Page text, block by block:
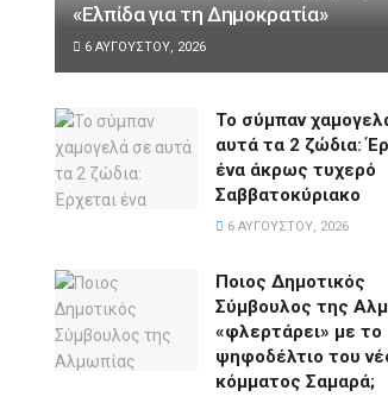
«Ελπίδα για τη Δημοκρατία»
6 ΑΥΓΟΎΣΤΟΥ, 2026
Το σύμπαν
αυτά τα 2 ζώδια:
ένα άκρως τυχερό
Σαββατοκύριακο
6 ΑΥΓΟΎΣΤΟΥ, 2026
Ποιος Δημοτικός
Σύμβουλος της
«φλερτάρει» με το
ψηφοδέλτιο του
κόμματος Σαμαρά;